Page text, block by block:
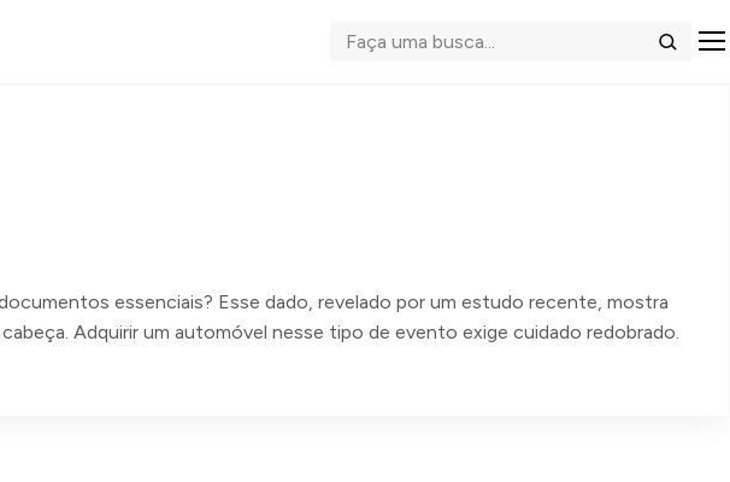
Buscar
essenciais? Esse dado, revelado por um estudo recente, mostra
Adquirir um automóvel nesse tipo de evento exige cuidado redobrado.